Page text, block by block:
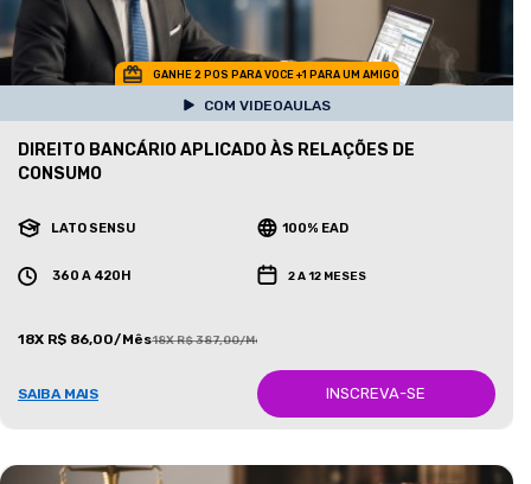
GANHE 2 POS PARA VOCE +1 PARA UM AMIGO
COM VIDEOAULAS
DIREITO BANCÁRIO APLICADO ÀS RELAÇÕES DE
CONSUMO
LATO SENSU 100% EAD
360 A 420H 2 A 12 MESES
18X R$ 86,00/Mês18X R$ 387,00/Mês
SAIBA MAIS INSCREVA-SE